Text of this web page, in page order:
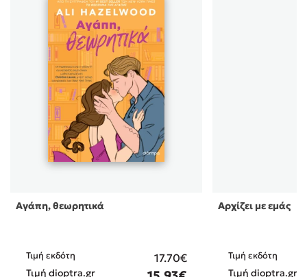
Αγάπη, θεωρητικά
Τιμή εκδότη 17.70€
Τιμή dioptra.gr
Αρχίζει με εμάς
Τιμή εκδότη
Τιμή dioptra.gr